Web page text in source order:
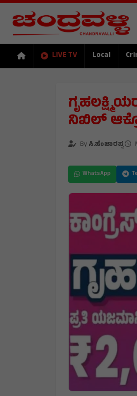
LIVE TV Local
ನಿಖಿಲ್
Byಸಿ.ಹೆಂಜಾರಪ್ಪ
WhatsApp